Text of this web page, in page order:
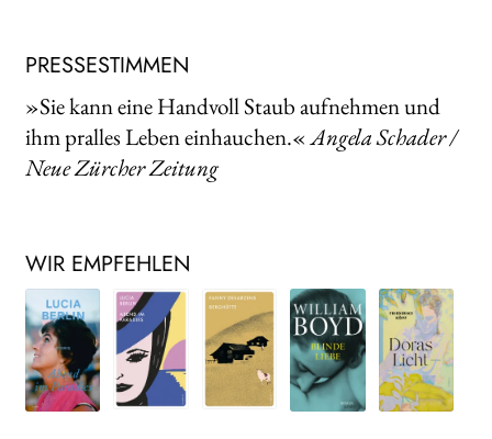
PRESSESTIMMEN
»Sie kann eine Handvoll Staub aufnehmen und
ihm pralles Leben einhauchen.«Angela Schader /
Neue Zürcher Zeitung
WIR EMPFEHLEN